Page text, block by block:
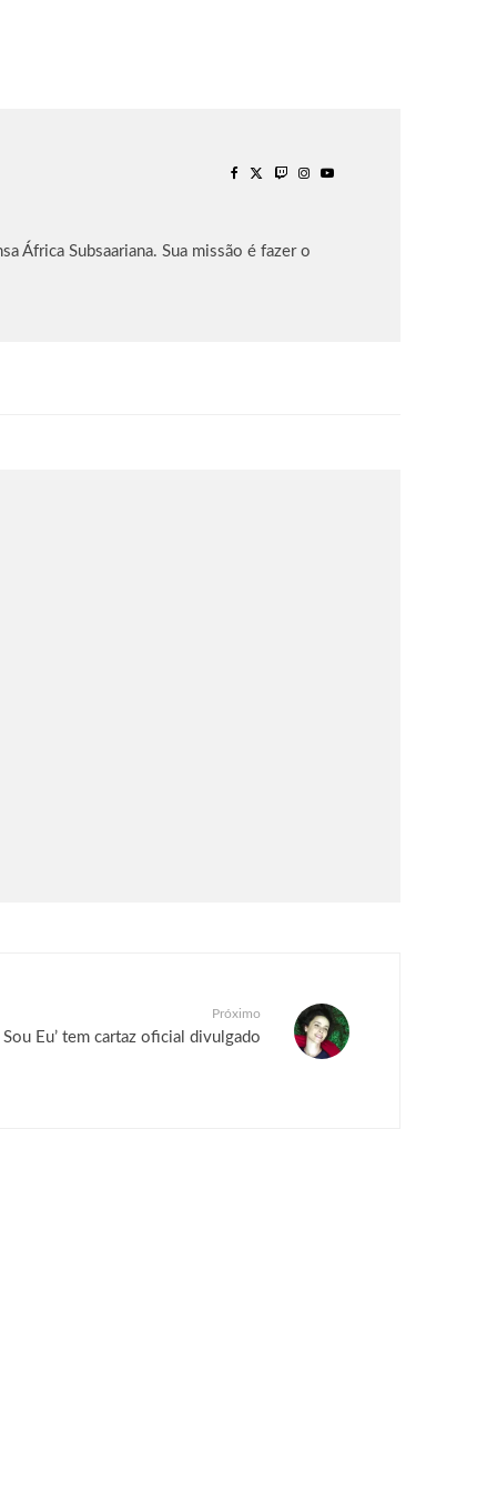
África Subsaariana. Sua missão é fazer o
Próximo
Sou Eu’ tem cartaz oficial divulgado